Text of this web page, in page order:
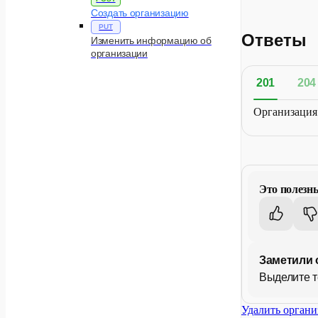
Создать организацию
PUT
Изменить информацию об
организации
Ответы
201 204
Это
Заметили
Выделите
Удалить